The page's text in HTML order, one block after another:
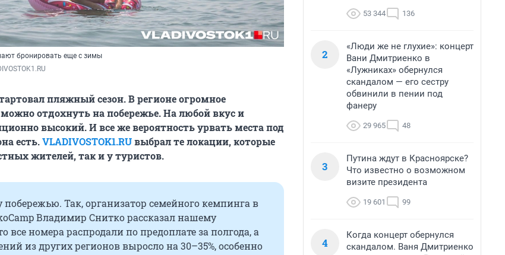
бронировать еще с зимы
пляжный сезон. В регионе огромное
можно отдохнуть на побережье. На любой вкус и
высокий. И все же вероятность урвать места под
есть.VLADIVOSTOK1.RUвыбрал те локации, которые
жителей, так и у туристов.
Так, организатор семейного кемпинга в
Владимир Снитко рассказал нашему
все номера распродали по предоплате за полгода, а
из других регионов выросло на 30–35%, особенно
53 344 136
2
«Люди же не глухие»: концерт
Вани Дмитриенко в
«Лужниках» обернулся
скандалом — его сестру
обвинили в пении под
фанеру
29 965 48
3
Путина ждут в Красноярске?
Что известно о возможном
визите президента
19 601 99
4
Когда концерт обернулся
скандалом. Ваня Дмитриенко